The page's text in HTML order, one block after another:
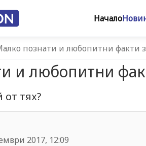
Начало
познати и любопитни факти
и любопитни
от тях?
2017, 12:09